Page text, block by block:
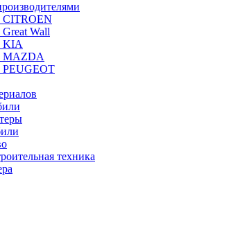
CITROEN
Wall
KIA
MAZDA
PEUGEOT
техника